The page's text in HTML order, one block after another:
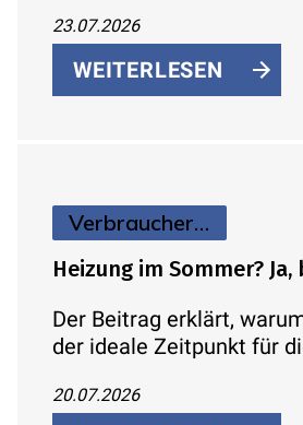
Kalkablagerungen
23.07.2026
WEITERLESEN
Verbraucherinfos
Heizung im Sommer?
Der Beitrag erklärt,
der ideale Zeitpunkt für
geprüft werden sollte.
20.07.2026